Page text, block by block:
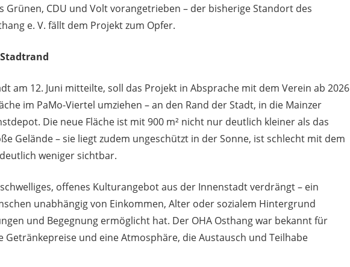
Grünen, CDU und Volt vorangetrieben – der bisherige Standort des
e. V. fällt dem Projekt zum Opfer.
am 12. Juni mitteilte, soll das Projekt in Absprache mit dem Verein ab 2026
im PaMo-Viertel umziehen – an den Rand der Stadt, in die Mainzer
Die neue Fläche ist mit 900 m² nicht nur deutlich kleiner als das
Gelände – sie liegt zudem ungeschützt in der Sonne, ist schlecht mit dem
weniger sichtbar.
offenes Kulturangebot aus der Innenstadt verdrängt – ein
unabhängig von Einkommen, Alter oder sozialem Hintergrund
und Begegnung ermöglicht hat. Der OHA Osthang war bekannt für
und eine Atmosphäre, die Austausch und Teilhabe